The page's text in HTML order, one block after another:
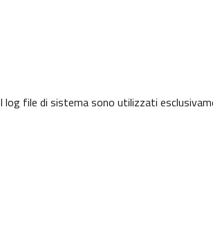
I log file di sistema sono utilizzati